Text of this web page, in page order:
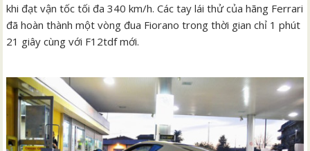
khi đạt vận tốc tối đa 340 km/h. Các tay lái thử của hãng Ferrari
đã hoàn thành một vòng đua Fiorano trong thời gian chỉ 1 phút
21 giây cùng với F12tdf mới.